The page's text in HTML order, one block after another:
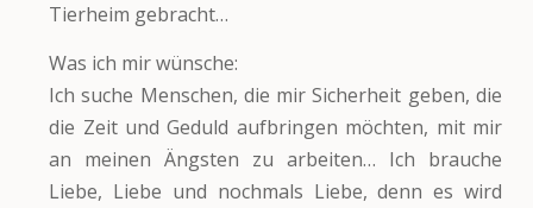
Tierheim gebracht…
Was ich mir wünsche:
Ich suche Menschen, die mir Sicherheit geben, die
die Zeit und Geduld aufbringen möchten, mit mir
an meinen Ängsten zu arbeiten… Ich brauche
Liebe, Liebe und nochmals Liebe, denn es wird